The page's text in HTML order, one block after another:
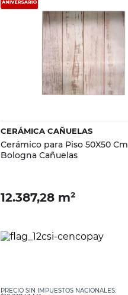
Vista rápida
CERÁMICA CAÑUELAS
Cerámico para Piso 50X50 Cm
Bologna Cañuelas
12.387,28 m²
PRECIO SIN IMPUESTOS NACIONALES: